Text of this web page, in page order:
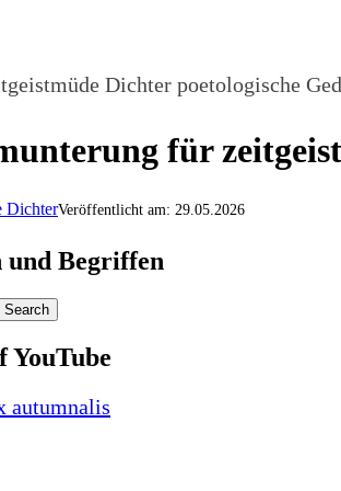
Dichter poetologische
für
DichterVeröffentlicht am: 29.05.2026
und Begriffen
YouTube
autumnalis